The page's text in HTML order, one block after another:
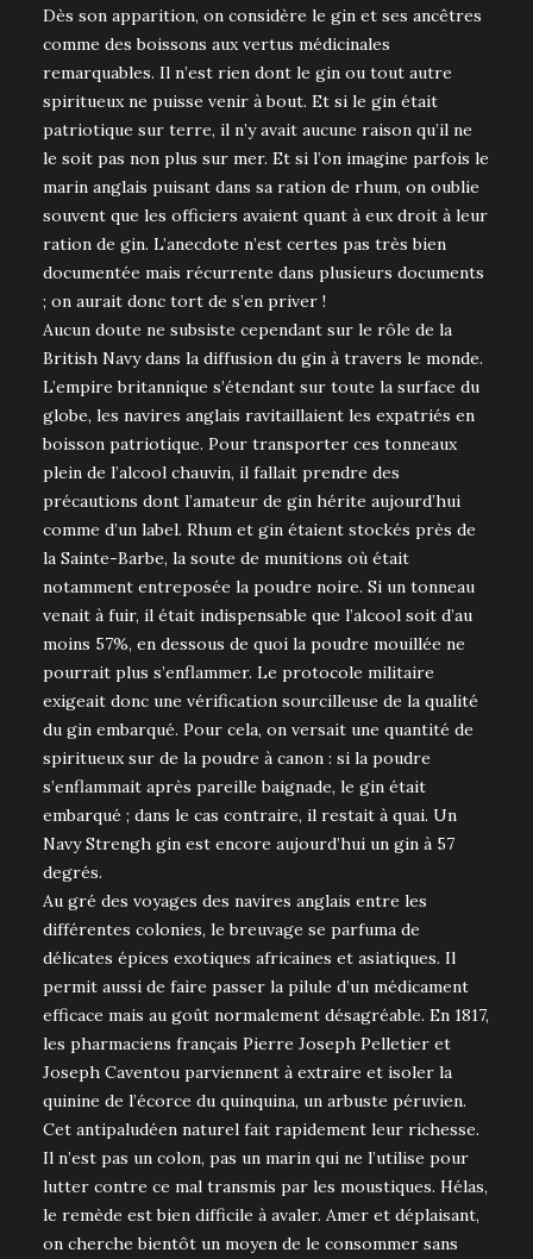
Dès son apparition, on considère le gin et ses ancêtres
comme des boissons aux vertus médicinales
remarquables. Il n’est rien dont le gin ou tout autre
spiritueux ne puisse venir à bout. Et si le gin était
patriotique sur terre, il n’y avait aucune raison qu’il ne
le soit pas non plus sur mer. Et si l’on imagine parfois le
marin anglais puisant dans sa ration de rhum, on oublie
souvent que les officiers avaient quant à eux droit à leur
ration de gin. L’anecdote n’est certes pas très bien
documentée mais récurrente dans plusieurs documents
; on aurait donc tort de s’en priver !
Aucun doute ne subsiste cependant sur le rôle de la
British Navy dans la diffusion du gin à travers le monde.
L’empire britannique s’étendant sur toute la surface du
globe, les navires anglais ravitaillaient les expatriés en
boisson patriotique. Pour transporter ces tonneaux
plein de l’alcool chauvin, il fallait prendre des
précautions dont l’amateur de gin hérite aujourd’hui
comme d’un label. Rhum et gin étaient stockés près de
la Sainte-Barbe, la soute de munitions où était
notamment entreposée la poudre noire. Si un tonneau
venait à fuir, il était indispensable que l’alcool soit d’au
moins 57%, en dessous de quoi la poudre mouillée ne
pourrait plus s’enflammer. Le protocole militaire
exigeait donc une vérification sourcilleuse de la qualité
du gin embarqué. Pour cela, on versait une quantité de
spiritueux sur de la poudre à canon : si la poudre
s’enflammait après pareille baignade, le gin était
embarqué ; dans le cas contraire, il restait à quai. Un
Navy Strengh gin est encore aujourd’hui un gin à 57
degrés.
Au gré des voyages des navires anglais entre les
différentes colonies, le breuvage se parfuma de
délicates épices exotiques africaines et asiatiques. Il
permit aussi de faire passer la pilule d’un médicament
efficace mais au goût normalement désagréable. En 1817,
les pharmaciens français Pierre Joseph Pelletier et
Joseph Caventou parviennent à extraire et isoler la
quinine de l’écorce du quinquina, un arbuste péruvien.
Cet antipaludéen naturel fait rapidement leur richesse.
Il n’est pas un colon, pas un marin qui ne l’utilise pour
lutter contre ce mal transmis par les moustiques. Hélas,
le remède est bien difficile à avaler. Amer et déplaisant,
on cherche bientôt un moyen de le consommer sans